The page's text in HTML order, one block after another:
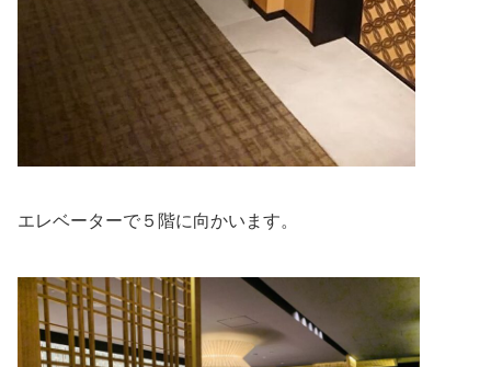
エレベーターで５階に向かいます。